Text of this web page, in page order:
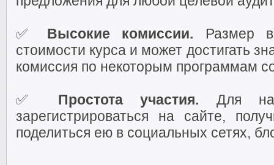
✅ Высокие комиссии. Размер
стоимости курса и может достигать
комиссия по некоторым программам
✅ Простота участия. Для
зарегистрироваться на сайте,
поделиться ею в социальных сетях,